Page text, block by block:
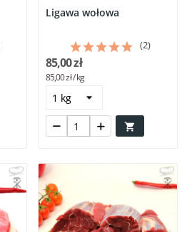
Ligawa wołowa
(2)

85,00 zł
85,00 zł / kg